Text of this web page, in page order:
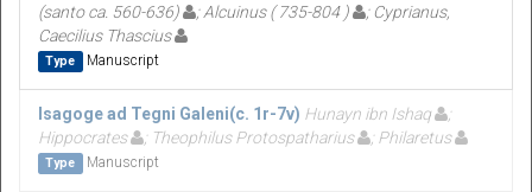
(santo ca. 560-636)
; Alcuinus ( 735-804 )
; Cyprianus,
Caecilius Thascius
Type Manuscript
Isagoge ad Tegni Galeni(c. 1r-7v) Hunayn ibn Ishaq
Hippocrates
; Theophilus Protospatharius ; Philaretus
Type Manuscript